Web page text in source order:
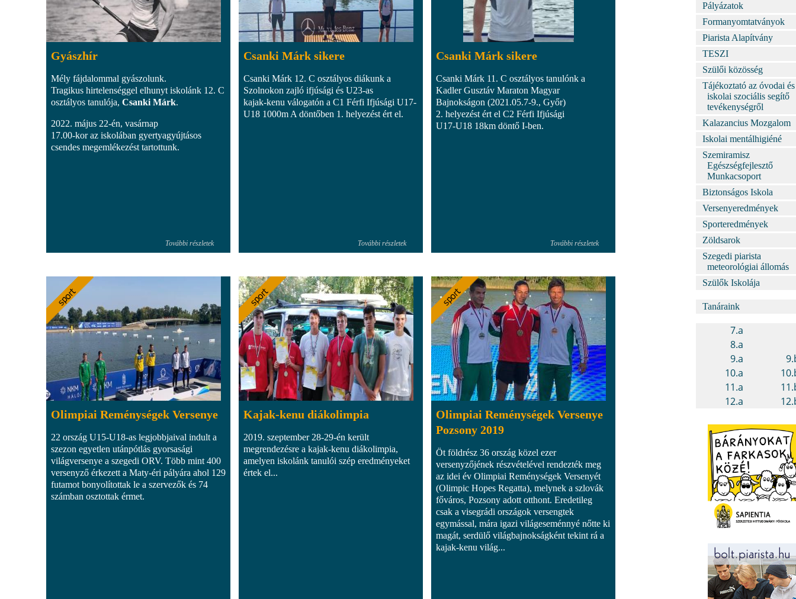
Gyászhír
Mély fájdalommal gyászolunk.
Tragikus hirtelenséggel elhunyt iskolánk 12. C
osztályos tanulója, Csanki Márk.
2022. május 22-én, vasárnap
17.00-kor az iskolában gyertyagyújtásos
csendes megemlékezést tartottunk.
További részletek
Csanki Márk sikere
Csanki Márk 12. C osztályos diákunk a
Szolnokon zajló ifjúsági és U23-as
kajak-kenu válogatón a C1 Férfi Ifjúsági U17-
U18 1000m A döntőben 1. helyezést ért el.
További részletek
Csanki Márk sikere
Csanki Márk 11. C osztályos tanulónk a
Kadler Gusztáv Maraton Magyar
Bajnokságon (2021.05.7-9., Győr)
2. helyezést ért el C2 Férfi Ifjúsági
U17-U18 18km döntő I-ben.
További részletek
Olimpiai Reménységek Versenye
22 ország U15-U18-as legjobbjaival indult a
szezon egyetlen utánpótlás gyorsasági
világversenye a szegedi ORV. Több mint 400
versenyző érkezett a Maty-éri pályára ahol 129
futamot bonyolítottak le a szervezők és 74
számban osztottak érmet.
Kajak-kenu diákolimpia
2019. szeptember 28-29-én került
megrendezésre a kajak-kenu diákolimpia,
amelyen iskolánk tanulói szép eredményeket
értek el...
Olimpiai Reménységek Versenye
Pozsony 2019
Öt földrész 36 ország közel ezer
versenyzőjének részvételével rendezték meg
az idei év Olimpiai Reménységek Versenyét
(Olimpic Hopes Regatta), melynek a szlovák
főváros, Pozsony adott otthont. Eredetileg
csak a visegrádi országok versengtek
egymással, mára igazi világeseménnyé nőtte ki
magát, serdülő világbajnokságként tekint rá a
kajak-kenu világ...
Pályázatok
Formanyomtatványok
Piarista Alapítvány
TESZI
Szülői közösség
Tájékoztató az óvodai és
iskolai szociális segítő
tevékenységről
Kalazancius Mozgalom
Iskolai mentálhigiéné
Szemiramisz
Egészségfejlesztő
Munkacsoport
Biztonságos Iskola
Versenyeredmények
Sporteredmények
Zöldsarok
Szegedi piarista
meteorológiai állomás
Szülők Iskolája
Tanáraink